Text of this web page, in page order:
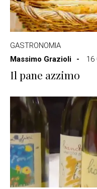
GASTRONOMIA
Massimo Grazioli
16
Il pane azzimo